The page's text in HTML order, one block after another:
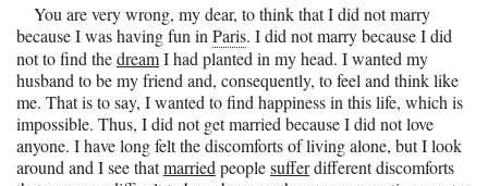
You are very wrong, my dear, to think that I did not marry
because I was having fun in Paris. I did not marry because I did
not to find thedreamI had planted in my head. I wanted my
husband to be my friend and, consequently, to feel and think like
me. That is to say, I wanted to find happiness in this life, which is
impossible. Thus, I did not get married because I did not love
anyone. I have long felt the discomforts of living alone, but I look
around and I see thatmarried peoplesufferdifferent discomforts